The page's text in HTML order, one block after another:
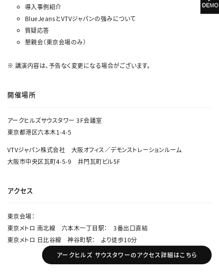
導入事例紹介
BlueJeansとVTVジャパンの強みについて
質疑応答
懇親会（東京会場のみ）
※ 講演内容は、予告なく変更になる場合がございます。
開催場所
アークヒルズサウスタワー 3F会議室
東京都港区六本木1-4-5
VTVジャパン株式会社 大阪オフィス／デモンストレーションルーム
大阪市中央区瓦町4-5-9 井門瓦町ビル5F
アクセス
東京会場：
東京メトロ 南北線 六本木一丁目駅： 3番出口直結
東京メトロ 日比谷線 神谷町駅： より徒歩10分
アークヒルズ サウスタワーのアクセス詳細はこちら